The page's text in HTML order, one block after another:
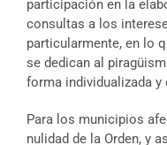
participación en la
consultas a los
particularmente, en lo
se dedican al
forma individualizada
Para los municipios
nulidad de la Orden, y